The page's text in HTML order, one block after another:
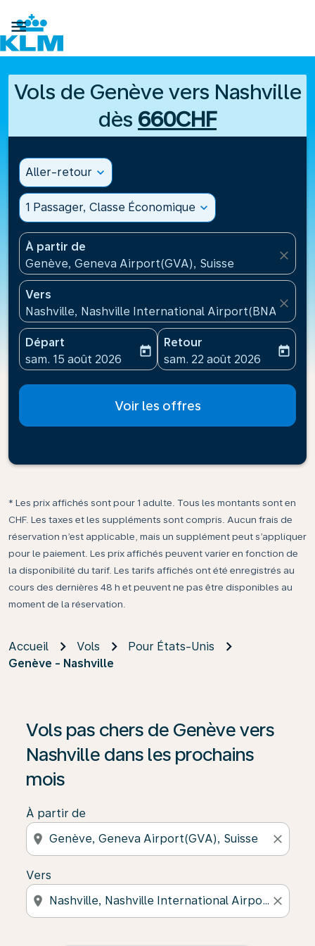

Vols de Genève vers Nashville
dès 660CHF
Aller-retour expand_more
1 Passager, Classe Économique expand_more
À partir de
Genève, Geneva Airport(GVA), Suisse
close
Vers
Nashville, Nashville International Airport(BNA),
close
Départ
fc-booking-departure-date-aria-label
sam. 15 août 2026
today
Retour
fc-booking-return-date-
sam. 22 août 2026
today
Voir les offres
* Les prix affichés sont pour 1 adulte. Tous les montants sont en
CHF. Les taxes et les suppléments sont compris. Aucun frais de
réservation n’est applicable, mais un supplément peut s’appliquer
pour le paiement. Les prix affichés peuvent varier en fonction de
la disponibilité du tarif. Les tarifs affichés ont été enregistrés au
cours des dernières 48 h et peuvent ne pas être disponibles au
moment de la réservation.
Accueil Vols
Pour États-Unis
Genève - Nashville
Vols pas chers de Genève vers
Nashville dans les prochains
mois
À partir de
location_on close
Vers
location_on close